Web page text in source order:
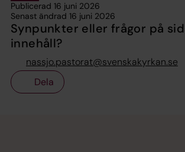
Publicerad 16 juni 2026
Senast ändrad 16 juni 2026
Synpunkter eller frågor på
innehåll?
nassjo.pastorat@svenskakyrkan.se
Dela